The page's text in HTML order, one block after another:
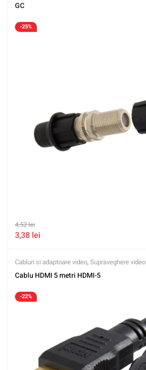
GC
-25%
4,52lei
3,38 lei
Cabluri si adaptoare video, Supraveghere video
Cablu HDMI 5 metri HDMI-5
-22%